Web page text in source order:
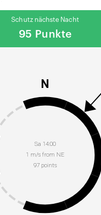
Schutz nächste Nacht
95 Punkte
Sa 14:00
1 m/s from NE
97 points
N